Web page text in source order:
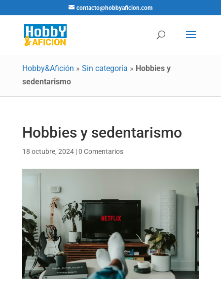
contacto@hobbyaficion.com
Hobby&Afición » Sin categoría » Hobbies y
sedentarismo
Hobbies y sedentarismo
18 octubre, 2024|0 Comentarios